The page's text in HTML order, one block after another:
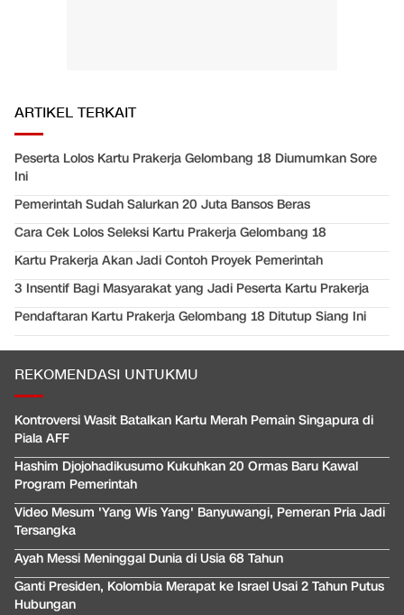
ARTIKEL TERKAIT
Peserta Lolos Kartu Prakerja Gelombang 18 Diumumkan Sore
Ini
Pemerintah Sudah Salurkan 20 Juta Bansos Beras
Cara Cek Lolos Seleksi Kartu Prakerja Gelombang 18
Kartu Prakerja Akan Jadi Contoh Proyek Pemerintah
3 Insentif Bagi Masyarakat yang Jadi Peserta Kartu Prakerja
Pendaftaran Kartu Prakerja Gelombang 18 Ditutup Siang Ini
REKOMENDASI UNTUKMU
Kontroversi Wasit Batalkan Kartu Merah Pemain Singapura di
Piala AFF
Hashim Djojohadikusumo Kukuhkan 20 Ormas Baru Kawal
Program Pemerintah
Video Mesum 'Yang Wis Yang' Banyuwangi, Pemeran Pria Jadi
Tersangka
Ayah Messi Meninggal Dunia di Usia 68 Tahun
Ganti Presiden, Kolombia Merapat ke Israel Usai 2 Tahun Putus
Hubungan